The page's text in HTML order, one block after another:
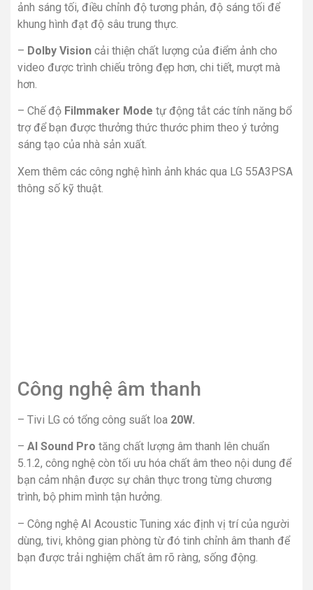
ảnh sáng tối, điều chỉnh độ tương phản, độ sáng tối để
khung hình đạt độ sâu trung thực.
– Dolby Vision cải thiện chất lượng của điểm ảnh cho
video được trình chiếu trông đẹp hơn, chi tiết, mượt mà
hơn.
– Chế độ Filmmaker Mode tự động tắt các tính năng bổ
trợ để bạn được thưởng thức thước phim theo ý tưởng
sáng tạo của nhà sản xuất.
Xem thêm các công nghệ hình ảnh khác qua LG 55A3PSA
thông số kỹ thuật.
Công nghệ âm thanh
– Tivi LG có tổng công suất loa 20W.
– AI Sound Pro tăng chất lượng âm thanh lên chuẩn
5.1.2, công nghệ còn tối ưu hóa chất âm theo nội dung để
bạn cảm nhận được sự chân thực trong từng chương
trình, bộ phim mình tận hưởng.
– Công nghệ AI Acoustic Tuning xác định vị trí của người
dùng, tivi, không gian phòng từ đó tinh chỉnh âm thanh để
bạn được trải nghiệm chất âm rõ ràng, sống động.